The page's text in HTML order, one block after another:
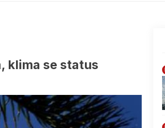
klima se status